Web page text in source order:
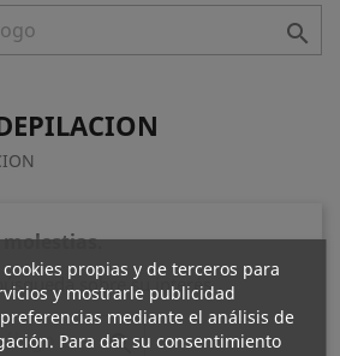

sobre su interés

propias y de terceros para
y mostrarle publicidad
mediante el análisis de
Para dar su consentimiento